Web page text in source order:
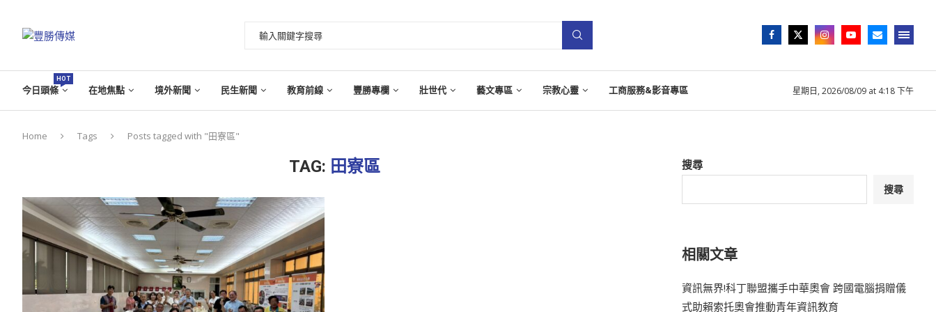
今日頭條
HOT
在地焦點 境外新聞 民生新聞 教育前線 豐勝專欄 壯世代 藝文專區 宗教心靈 工商服務&影音專區 星期日, 2026/08/09 at 4:18 下午
Home Tags Posts tagged with "田寮區"
TAG: 田寮區 搜尋
搜尋
相關文章
資訊無界!科丁聯盟攜手中華奧會 跨國電腦捐贈儀
式助賴索托奧會推動青年資訊教育